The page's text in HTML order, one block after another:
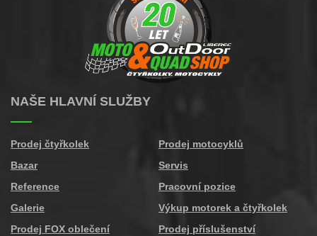
NAŠE HLAVNÍ SLUŽBY
Prodej čtyřkolek
Prodej motocyklů
Bazar
Servis
Reference
Pracovní pozice
Galerie
Výkup motorek a čtyřkolek
Prodej FOX oblečení
Prodej příslušenství